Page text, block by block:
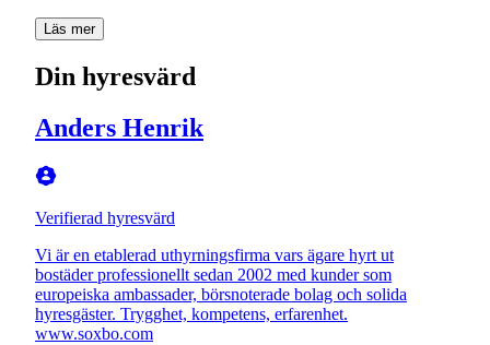
Läs mer
Din hyresvärd
Anders Henrik
Verifierad hyresvärd
Vi är en etablerad uthyrningsfirma vars ägare hyrt ut
bostäder professionellt sedan 2002 med kunder som
europeiska ambassader, börsnoterade bolag och solida
hyresgäster. Trygghet, kompetens, erfarenhet.
www.soxbo.com